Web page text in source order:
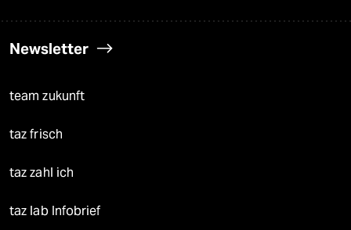
Newsletter
team zukunft
taz frisch
taz zahl ich
taz lab Infobrief